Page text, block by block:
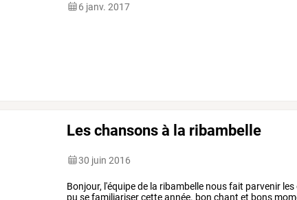
6 janv. 2017
Les chansons à la ribambelle
30 juin 2016
Bonjour, l'équipede la ribambelle nousfait parvenir les
pu sefamiliarisercetteannée. bon chant et bons